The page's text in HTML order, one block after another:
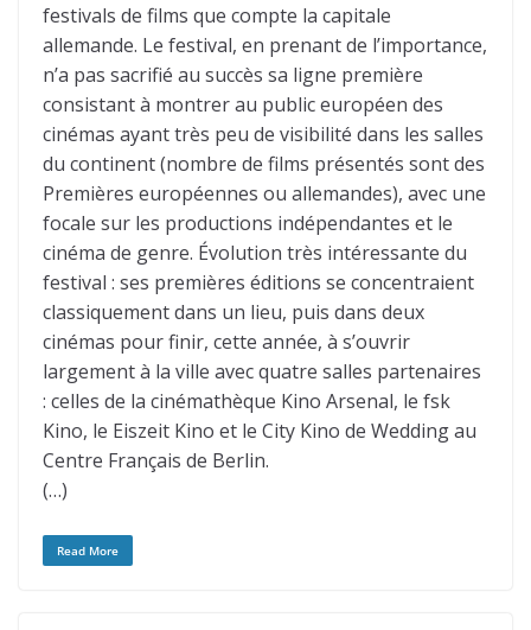
festivals de films que compte la capitale
allemande. Le festival, en prenant de l’importance,
n’a pas sacrifié au succès sa ligne première
consistant à montrer au public européen des
cinémas ayant très peu de visibilité dans les salles
du continent (nombre de films présentés sont des
Premières européennes ou allemandes), avec une
focale sur les productions indépendantes et le
cinéma de genre. Évolution très intéressante du
festival : ses premières éditions se concentraient
classiquement dans un lieu, puis dans deux
cinémas pour finir, cette année, à s’ouvrir
largement à la ville avec quatre salles partenaires
: celles de la cinémathèque Kino Arsenal, le fsk
Kino, le Eiszeit Kino et le City Kino de Wedding au
Centre Français de Berlin.
(…)
Read More